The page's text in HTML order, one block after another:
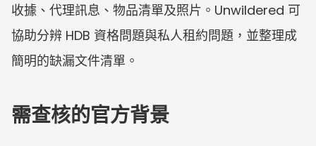
收據、代理訊息、物品清單及照片。Unwildered 可
協助分辨 HDB 資格問題與私人租約問題，並整理成
簡明的缺漏文件清單。
需查核的官方背景